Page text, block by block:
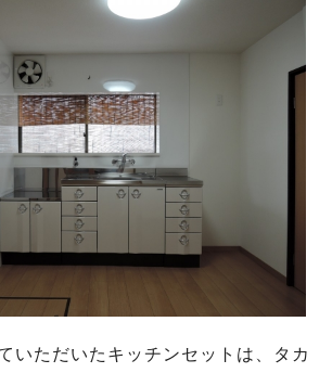
いただいたキッチンセットは、タカ